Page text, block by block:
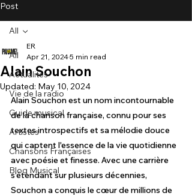
Post
All
Actualités
Vie de la radio
Guide musical
Artistes
Chansons Françaises
Blog Musical
All
Alain Souchon
ER
Apr 21, 20245 min read
Updated: May 10, 2024
Alain Souchon est un nom incontournable
de la chanson française, connu pour ses
textes introspectifs et sa mélodie douce
qui captent l'essence de la vie quotidienne
avec poésie et finesse. Avec une carrière
s'étendant sur plusieurs décennies,
Souchon a conquis le cœur de millions de